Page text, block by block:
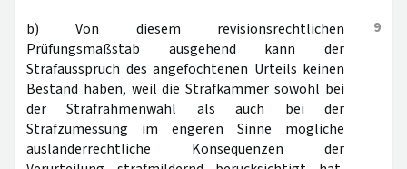
9
b) Von diesem revisionsrechtlichen
Prüfungsmaßstab ausgehend kann der
Strafausspruch des angefochtenen Urteils keinen
Bestand haben, weil die Strafkammer sowohl bei
der Strafrahmenwahl als auch bei der
Strafzumessung im engeren Sinne mögliche
ausländerrechtliche Konsequenzen der